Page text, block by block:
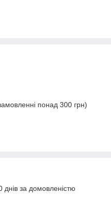
понад 300 грн)
за домовленістю